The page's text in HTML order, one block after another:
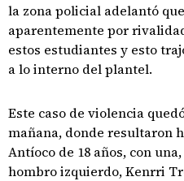
la zona policial adelantó
aparentemente por
estos estudiantes y esto
a lo interno del plantel.
Este caso de violencia
mañana, donde resultaron
Antíoco de 18 años, con
hombro izquierdo, Kenrri